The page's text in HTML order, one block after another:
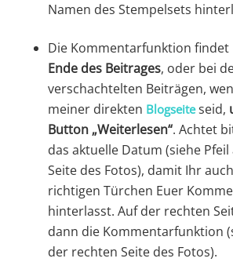
Namen des Stempelsets
Die Kommentarfunktion
Ende des Beitrages, oder bei
verschachtelten Beiträgen,
meiner direkten Blogseiteseid,
Button „Weiterlesen“. Achtet
das aktuelle Datum (siehe
Seite des Fotos), damit Ihr
richtigen Türchen Euer
hinterlasst. Auf der rechten
dann die Kommentarfunktion
der rechten Seite des Fotos).